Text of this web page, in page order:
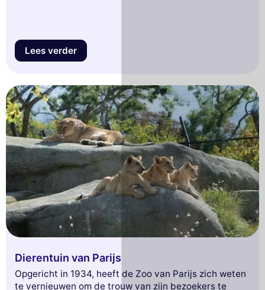
Lees verder
Dierentuin van Parijs
Opgericht in 1934, heeft de Zoo van Parijs zich weten
te vernieuwen om de trouw van zijn bezoekers te